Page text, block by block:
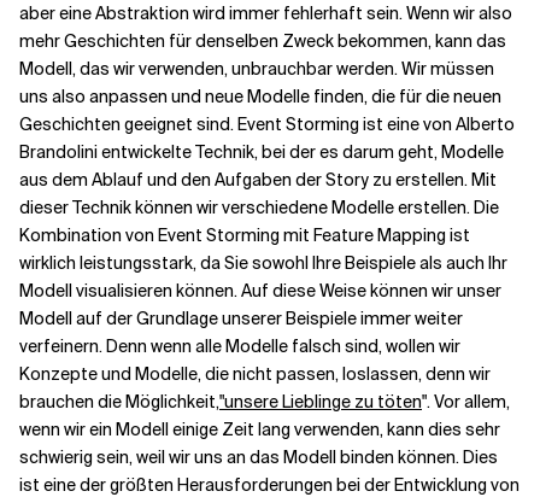
aber eine Abstraktion wird immer fehlerhaft sein. Wenn wir also
mehr Geschichten für denselben Zweck bekommen, kann das
Modell, das wir verwenden, unbrauchbar werden. Wir müssen
uns also anpassen und neue Modelle finden, die für die neuen
Geschichten geeignet sind. Event Storming ist eine von Alberto
Brandolini entwickelte Technik, bei der es darum geht, Modelle
aus dem Ablauf und den Aufgaben der Story zu erstellen. Mit
dieser Technik können wir verschiedene Modelle erstellen. Die
Kombination von Event Storming mit Feature Mapping ist
wirklich leistungsstark, da Sie sowohl Ihre Beispiele als auch Ihr
Modell visualisieren können. Auf diese Weise können wir unser
Modell auf der Grundlage unserer Beispiele immer weiter
verfeinern. Denn wenn alle Modelle falsch sind, wollen wir
Konzepte und Modelle, die nicht passen, loslassen, denn wir
brauchen die Möglichkeit,"unsere Lieblinge zu töten". Vor allem,
wenn wir ein Modell einige Zeit lang verwenden, kann dies sehr
schwierig sein, weil wir uns an das Modell binden können. Dies
ist eine der größten Herausforderungen bei der Entwicklung von